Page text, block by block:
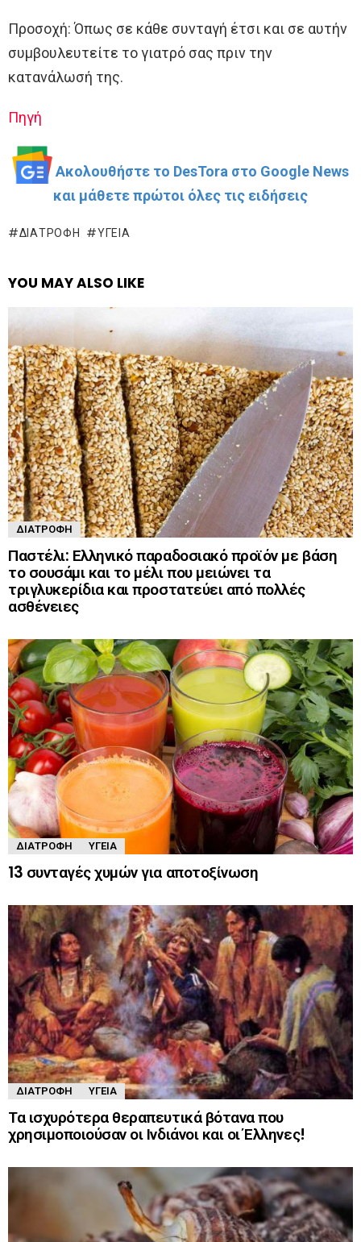
Προσοχή: Όπως σε κάθε συνταγή έτσι και σε αυτήν
συμβουλευτείτε το γιατρό σας πριν την
κατανάλωσή της.
Πηγή
Ακολουθήστε το DesTora στο Google News
και μάθετε πρώτοι όλες τις ειδήσεις
ΔΙΑΤΡΟΦΉ ΥΓΕΊΑ
YOU MAY ALSO LIKE
ΔΙΑΤΡΟΦΉ
Παστέλι: Ελληνικό παραδοσιακό προϊόν με βάση
το σουσάμι και το μέλι που μειώνει τα
τριγλυκερίδια και προστατεύει από πολλές
ασθένειες
ΔΙΑΤΡΟΦΉ ΥΓΕΊΑ
13 συνταγές χυμών για αποτοξίνωση
ΔΙΑΤΡΟΦΉ ΥΓΕΊΑ
Τα ισχυρότερα θεραπευτικά βότανα που
χρησιμοποιούσαν οι Ινδιάνοι και οι Έλληνες!